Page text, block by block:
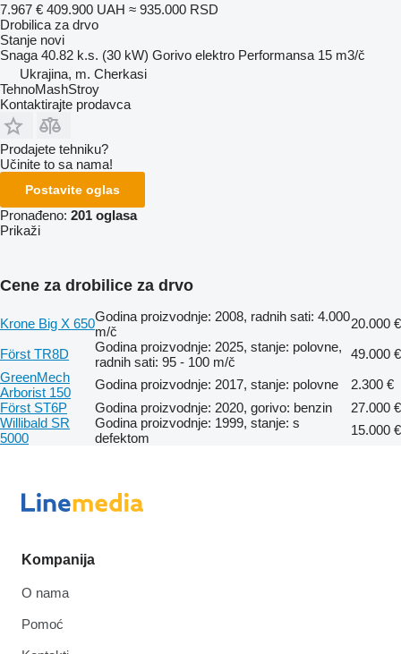
7.967 € 409.900 UAH ≈ 935.000 RSD
Drobilica za drvo
Stanje novi
Snaga 40.82 k.s. (30 kW) Gorivo elektro Performansa 15 m3/č
Ukrajina, m. Cherkasi
TehnoMashStroy
Kontaktirajte prodavca
Prodajete tehniku?
Učinite to sa nama!
Postavite oglas
Pronađeno: 201 oglasa
Prikaži
Cene za drobilice za drvo
Krone Big X 650Godina proizvodnje: 2008, radnih sati: 4.000
m/č
20.000 €
Först TR8D
Godina proizvodnje: 2025, stanje: polovne,
radnih sati: 95 - 100 m/č
49.000 €
GreenMech
Arborist 150
Godina proizvodnje: 2017, stanje: polovne
2.300 €
Först ST6P
Godina proizvodnje: 2020, gorivo: benzin
27.000 €
Willibald SR
5000
Godina proizvodnje: 1999, stanje: s
defektom
15.000 €
Kompanija
O nama
Pomoć